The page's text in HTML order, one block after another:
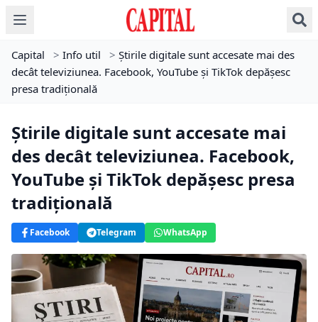
Capital > Info util > Știrile digitale sunt accesate mai des
decât televiziunea. Facebook, YouTube și TikTok depășesc
presa tradițională
Știrile digitale sunt accesate mai
des decât televiziunea. Facebook,
YouTube și TikTok depășesc presa
tradițională
Facebook Telegram WhatsApp